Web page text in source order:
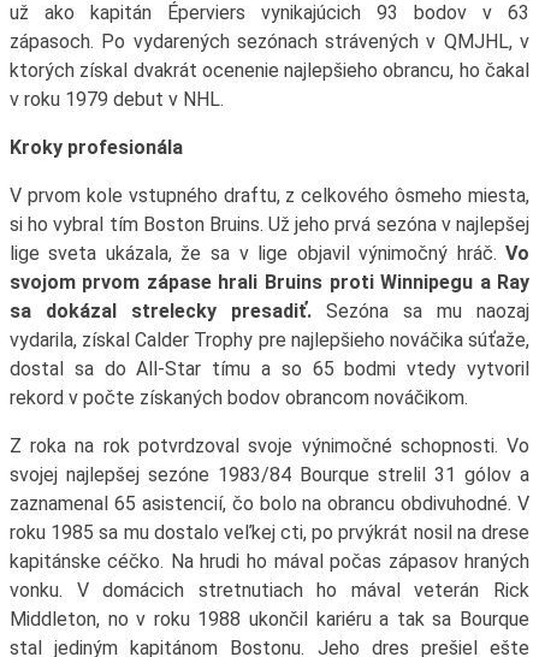
už ako kapitán Éperviers vynikajúcich 93 bodov v 63
zápasoch. Po vydarených sezónach strávených v QMJHL, v
ktorých získal dvakrát ocenenie najlepšieho obrancu, ho čakal
v roku 1979 debut v NHL.
Kroky profesionála
V prvom kole vstupného draftu, z celkového ôsmeho miesta,
si ho vybral tím Boston Bruins. Už jeho prvá sezóna v najlepšej
lige sveta ukázala, že sa v lige objavil výnimočný hráč.Vo
svojom prvom zápase hrali Bruins proti Winnipegu a Ray
sa dokázal strelecky presadiť. Sezóna sa mu naozaj
vydarila, získal Calder Trophy pre najlepšieho nováčika súťaže,
dostal sa do All-Star tímu a so 65 bodmi vtedy vytvoril
rekord v počte získaných bodov obrancom nováčikom.
Z roka na rok potvrdzoval svoje výnimočné schopnosti. Vo
svojej najlepšej sezóne 1983/84 Bourque strelil 31 gólov a
zaznamenal 65 asistencií, čo bolo na obrancu obdivuhodné. V
roku 1985 sa mu dostalo veľkej cti, po prvýkrát nosil na drese
kapitánske céčko. Na hrudi ho mával počas zápasov hraných
vonku. V domácich stretnutiach ho mával veterán Rick
Middleton, no v roku 1988 ukončil kariéru a tak sa Bourque
stal jediným kapitánom Bostonu. Jeho dres prešiel ešte